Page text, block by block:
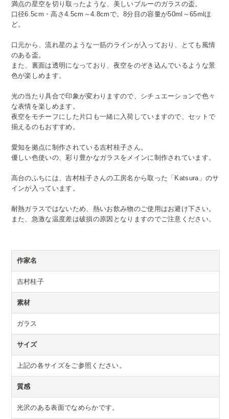
満点の星空を切り取ったような、美しいブルーのガラスの盃。
口径6.5cm・高さ4.5cm～4.8cmで。8分目の容量が50ml～65mlほ
ど。
口元から、流れ星のような一筋のラインが入っており、とても風情
のある盃。
また、裏面は透明になっており、夜空をのぞき込んでいるような景
色が楽しめます。
光の当たり具合で印象が変わりますので、シチュエーションで色々
な表情を楽しめます。
夜空をモチーフにした片口も一緒に入荷していますので、セットで
揃えるのもおすすめ。
愛知を拠点に制作されている吉村桂子さん。
優しい色使いの、彩り豊かなガラスをメインに制作されています。
高台のふちには、吉村桂子さんの工房名から取った「Katsura」のサ
インが入っています。
耐熱ガラスではないため、熱いお飲み物のご使用はお避け下さい。
また、急激な温度差は破損の原因となりますのでご注意ください。
作家名
吉村桂子
素材
ガラス
サイズ
上記の各サイズをご参照ください。
質感
光沢のある表面でなめらかです。